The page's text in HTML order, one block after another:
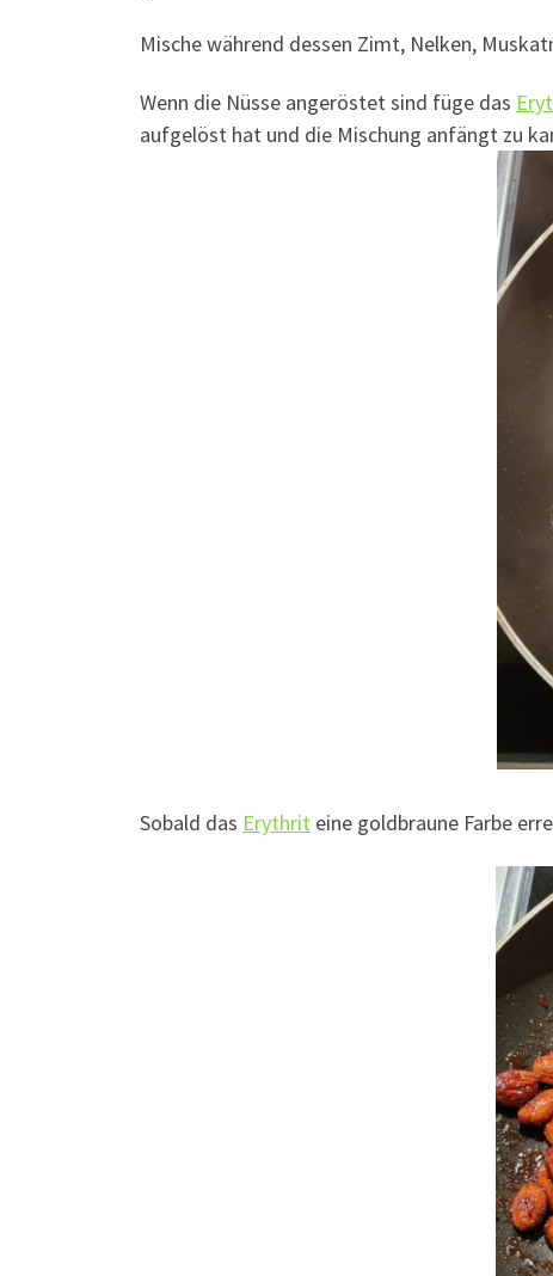
Mische während dessen Zimt, Nelken,
Wenn die Nüsse angeröstet sind füge das
aufgelöst hat und die Mischung anfängt zu
Sobald das Erythrit eine goldbraune Farbe